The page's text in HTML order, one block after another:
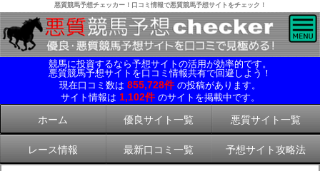
悪質競馬予想チェッカー！口コミ情報で悪質競馬予想サイトをチェック！
競馬に投資するなら予想サイトの活用が効率的です。
悪質競馬予想サイトを口コミ情報共有で回避しよう！
現在口コミ数は 855,728件 の投稿があります。
サイト情報は 1,102件 のサイトを掲載中です。
ホーム 優良サイト一覧 悪質サイト一覧
レース情報 最新口コミ一覧 予想サイト攻略法